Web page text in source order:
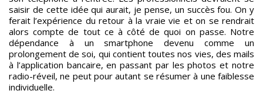
saisir de cette idée qui aurait, je pense, un succès fou. On y
ferait l’expérience du retour à la vraie vie et on se rendrait
alors compte de tout ce à côté de quoi on passe. Notre
dépendance à un smartphone devenu comme un
prolongement de soi, qui contient toutes nos vies, des mails
à l’application bancaire, en passant par les photos et notre
radio-réveil, ne peut pour autant se résumer à une faiblesse
individuelle.